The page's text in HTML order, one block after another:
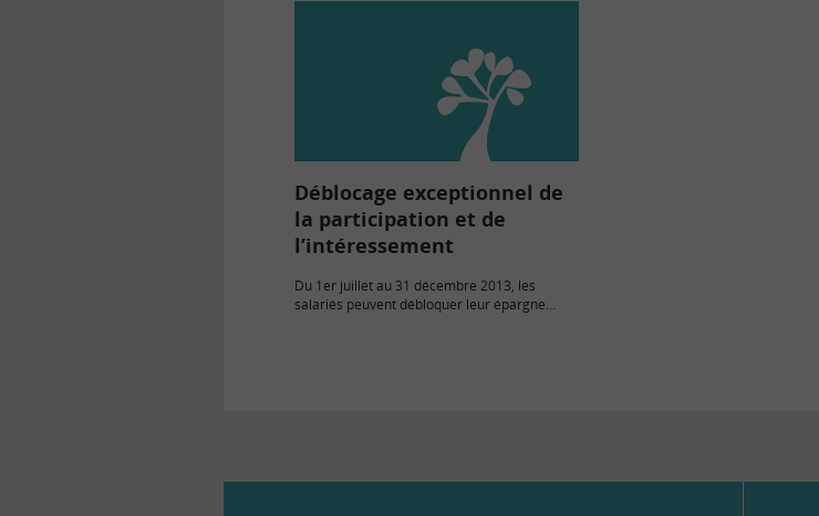
Déblocage exceptionnel de
la participation et de
l’intéressement
Du 1er juillet au 31 décembre 2013, les
salariés peuvent débloquer leur épargne